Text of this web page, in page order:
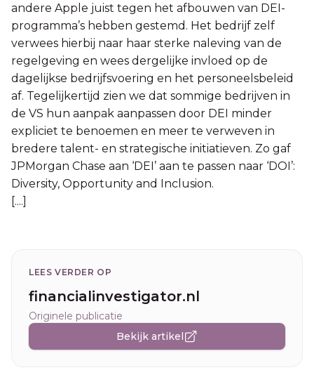
andere Apple juist tegen het afbouwen van DEI-
programma’s hebben gestemd. Het bedrijf zelf
verwees hierbij naar haar sterke naleving van de
regelgeving en wees dergelijke invloed op de
dagelijkse bedrijfsvoering en het personeelsbeleid
af. Tegelijkertijd zien we dat sommige bedrijven in
de VS hun aanpak aanpassen door DEI minder
expliciet te benoemen en meer te verweven in
bredere talent- en strategische initiatieven. Zo gaf
JPMorgan Chase aan ‘DEI’ aan te passen naar ‘DOI’:
Diversity, Opportunity and Inclusion.
[....]
LEES VERDER OP
financialinvestigator.nl
Originele publicatie
Bekijk artikel